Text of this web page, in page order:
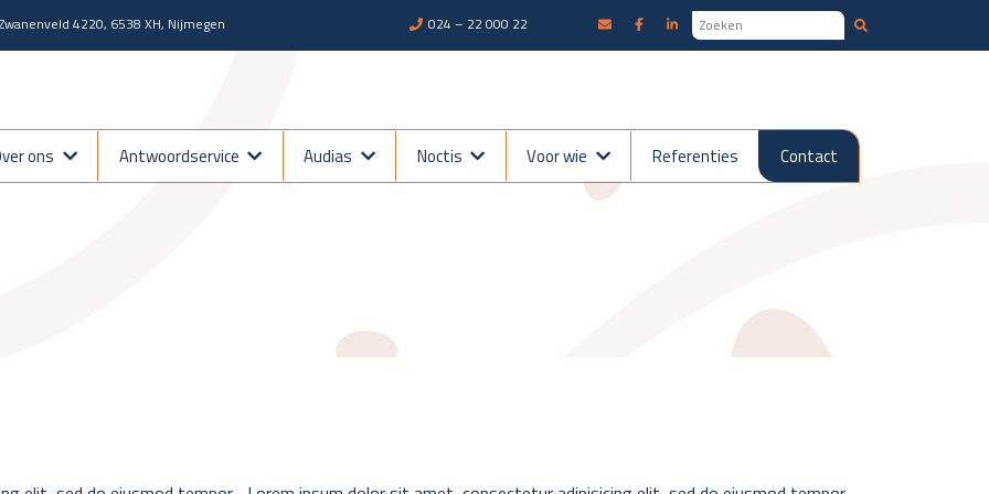
Zwanenveld 4220, 6538 XH, Nijmegen 024 – 22 000 22
ons Antwoordservice Audias Noctis Voor wie Referenties Contact